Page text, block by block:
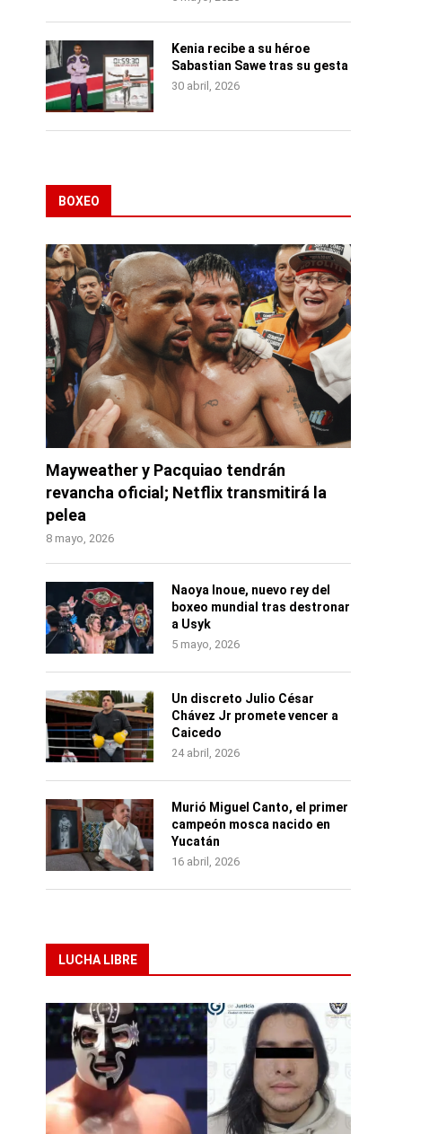
Kenia recibe a su héroe
Sabastian Sawe tras su gesta
30 abril, 2026
BOXEO
Mayweather y Pacquiao tendrán
revancha oficial; Netflix transmitirá la
pelea
8 mayo, 2026
Naoya Inoue, nuevo rey del
boxeo mundial tras destronar
a Usyk
5 mayo, 2026
Un discreto Julio César
Chávez Jr promete vencer a
Caicedo
24 abril, 2026
Murió Miguel Canto, el primer
campeón mosca nacido en
Yucatán
16 abril, 2026
LUCHA LIBRE